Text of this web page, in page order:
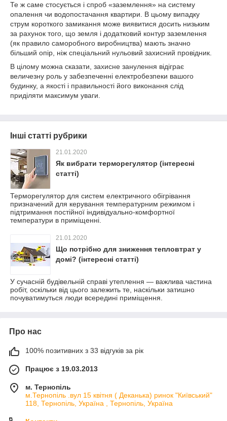
Те ж саме стосується і спроб «заземлення» на систему
опалення чи водопостачання квартири. В цьому випадку
струм короткого замикання може виявитися досить низьким
за рахунок того, що земля і додатковий контур заземлення
(як правило саморобного виробництва) мають значно
більший опір, ніж спеціальний нульовий захисний провідник.
В цілому можна сказати, захисне занулення відіграє
величезну роль у забезпеченні електробезпеки вашого
будинку, а якості і правильності його виконання слід
приділяти максимум уваги.
Інші статті рубрики
21.01.2020
Як вибрати терморегулятор (інтересні
статті)
Терморегулятор для систем електричного обігрівання
призначений для керування температурним режимом і
підтримання постійної індивідуально-комфортної
температури в приміщенні.
21.01.2020
Що потрібно для зниження тепловтрат у
домі? (інтересні статті)
У сучасній будівельній справі утеплення — важлива частина
робіт, оскільки від цього залежить те, наскільки затишно
почуватимуться люди всередині приміщення.
Про нас
100% позитивних з 33 відгуків за рік
Працює з 19.03.2013
м. Тернопіль
м.Тернопіль .вул 15 квітня ( Деканька) ринок "Київський"
118, Тернопіль, Україна , Тернопіль, Україна